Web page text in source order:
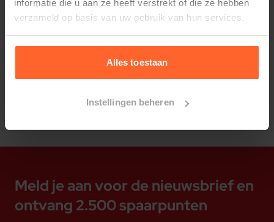
informatie die u aan ze heeft verstrekt of die ze hebben
verzameld op basis van uw gebruik van hun services.
Alles toestaan
Instellingen beheren
Bestelherinnering instellen
Meld je aan voor de nieuwsbrief en
ontvang 2.500 spaarpunten